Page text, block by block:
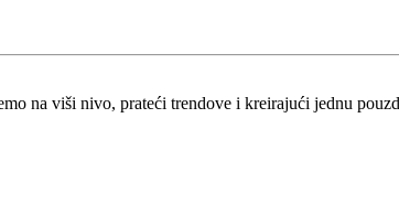
na viši nivo, prateći trendove i kreirajući jednu